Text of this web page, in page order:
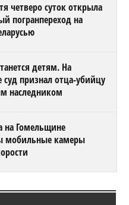
четверо суток открыла
погранпереход на
детям. На
признал отца-убийцу
наследником
на Гомельщине
мобильные камеры